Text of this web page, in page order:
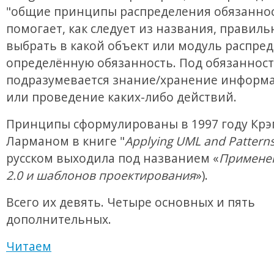
"общие принципы распределения
помогает, как следует из названия,
выбрать в какой объект или модуль
определённую обязанность. Под
подразумевается знание/хранение
или проведение каких-либо действий.
Принципы сформулированы в 1997 году
Ларманом в книге "Applying UML and
русском выходила под названием «
2.0 и шаблонов проектирования»).
Всего их девять. Четыре основных и пять
дополнительных.
Читаем